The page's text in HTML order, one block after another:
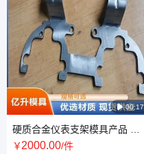
 00:17
硬质合金仪表支架模具产品 品
质保证 诚信经营
￥2000.00/件